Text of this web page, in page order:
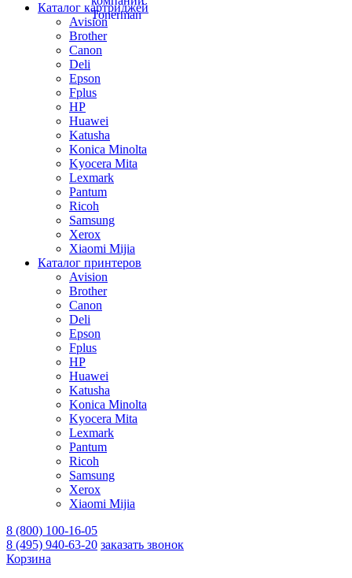
Каталог картриджей
Avision
Brother
Canon
Deli
Epson
Fplus
HP
Huawei
Katusha
Konica Minolta
Kyocera Mita
Lexmark
Pantum
Ricoh
Samsung
Xerox
Xiaomi Mijia
Каталог принтеров
Avision
Brother
Canon
Deli
Epson
Fplus
HP
Huawei
Katusha
Konica Minolta
Kyocera Mita
Lexmark
Pantum
Ricoh
Samsung
Xerox
Xiaomi Mijia
8 (800) 100-16-05
8 (495) 940-63-20 заказать звонок
Корзина